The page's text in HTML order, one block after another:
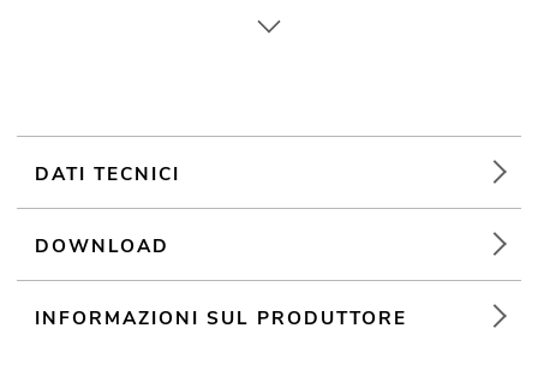
2 Serrature a farfalla di alta qualità
"Download" nella scheda tecnica
DATI TECNICI
DOWNLOAD
INFORMAZIONI SUL PRODUTTORE